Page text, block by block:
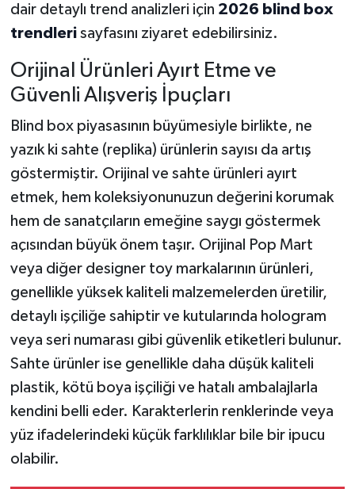
dair detaylı trend analizleri için 2026 blind box
trendlerisayfasını ziyaret edebilirsiniz.
Orijinal Ürünleri Ayırt Etme ve
Güvenli Alışveriş İpuçları
Blind box piyasasının büyümesiyle birlikte, ne
yazık ki sahte (replika) ürünlerin sayısı da artış
göstermiştir. Orijinal ve sahte ürünleri ayırt
etmek, hem koleksiyonunuzun değerini korumak
hem de sanatçıların emeğine saygı göstermek
açısından büyük önem taşır. Orijinal Pop Mart
veya diğer designer toy markalarının ürünleri,
genellikle yüksek kaliteli malzemelerden üretilir,
detaylı işçiliğe sahiptir ve kutularında hologram
veya seri numarası gibi güvenlik etiketleri bulunur.
Sahte ürünler ise genellikle daha düşük kaliteli
plastik, kötü boya işçiliği ve hatalı ambalajlarla
kendini belli eder. Karakterlerin renklerinde veya
yüz ifadelerindeki küçük farklılıklar bile bir ipucu
olabilir.